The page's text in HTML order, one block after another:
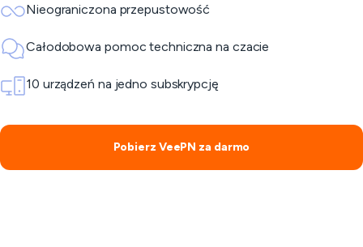
Nieograniczona przepustowość
Całodobowa pomoc techniczna na czacie
10 urządzeń na jedno subskrypcję
Pobierz VeePN za darmo